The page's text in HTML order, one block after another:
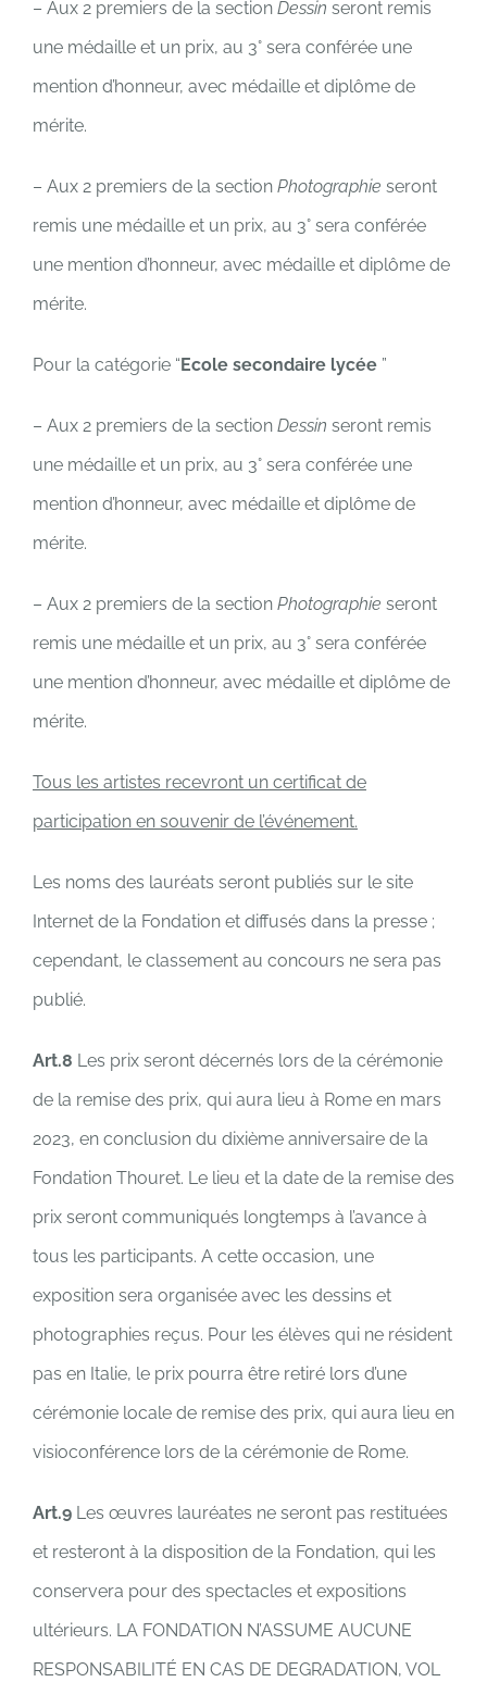
– Aux 2 premiers de la section Dessin seront remis
une médaille et un prix, au 3° sera conférée une
mention d’honneur, avec médaille et diplôme de
mérite.
– Aux 2 premiers de la section Photographie seront
remis une médaille et un prix, au 3° sera conférée
une mention d’honneur, avec médaille et diplôme de
mérite.
Pour la catégorie “ Ecole secondaire lycée ”
– Aux 2 premiers de la section Dessin seront remis
une médaille et un prix, au 3° sera conférée une
mention d’honneur, avec médaille et diplôme de
mérite.
– Aux 2 premiers de la section Photographie seront
remis une médaille et un prix, au 3° sera conférée
une mention d’honneur, avec médaille et diplôme de
mérite.
Tous les artistes recevront un certificat de
participation en souvenir de l’événement.
Les noms des lauréats seront publiés sur le site
Internet de la Fondation et diffusés dans la presse ;
cependant, le classement au concours ne sera pas
publié.
Art.8 Les prix seront décernés lors de la cérémonie
de la remise des prix, qui aura lieu à Rome en mars
2023, en conclusion du dixième anniversaire de la
Fondation Thouret. Le lieu et la date de la remise des
prix seront communiqués longtemps à l’avance à
tous les participants. A cette occasion, une
exposition sera organisée avec les dessins et
photographies reçus. Pour les élèves qui ne résident
pas en Italie, le prix pourra être retiré lors d’une
cérémonie locale de remise des prix, qui aura lieu en
visioconférence lors de la cérémonie de Rome.
Art.9Les œuvres lauréates ne seront pas restituées
et resteront à la disposition de la Fondation, qui les
conservera pour des spectacles et expositions
ultérieurs. LA FONDATION N’ASSUME AUCUNE
RESPONSABILITÉ EN CAS DE DEGRADATION, VOL